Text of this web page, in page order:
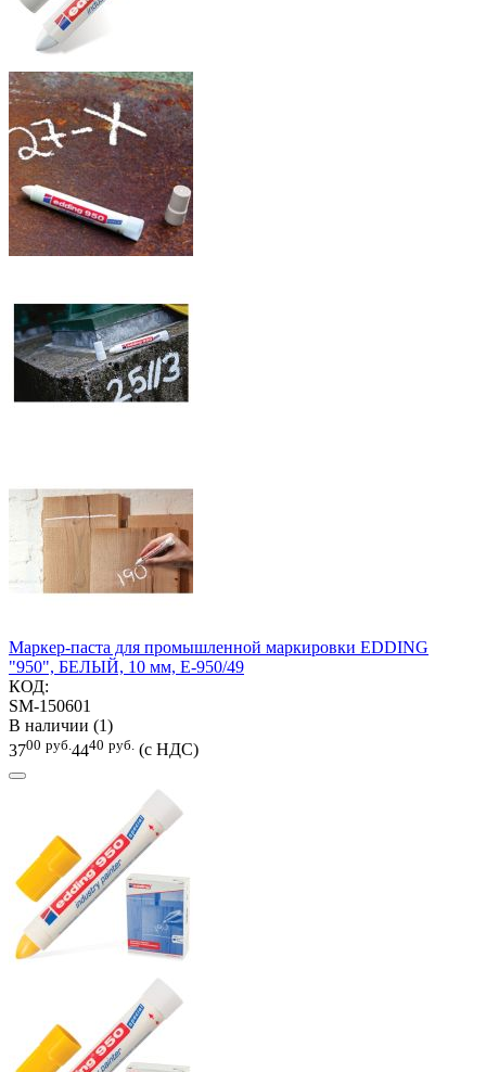
Маркер-паста для промышленной маркировки EDDING
"950", БЕЛЫЙ, 10 мм, E-950/49
КОД:
SM-150601
В наличии (1)
3700 руб. 4440 руб. (с НДС)